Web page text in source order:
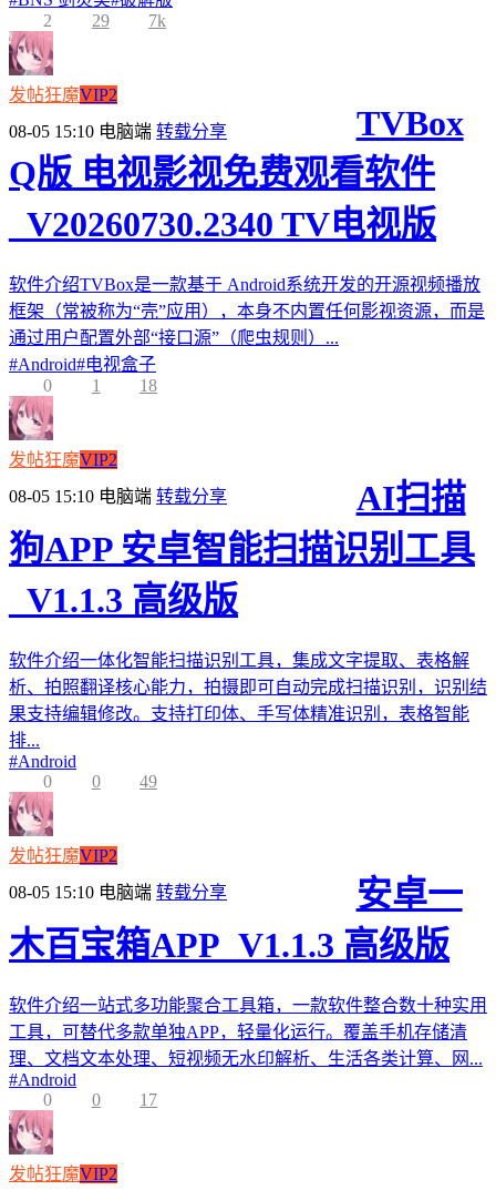
2
29 7k
发帖狂魔VIP2
08-05 15:10 电脑端 转载分享
TVBox
Q版 电视影视免费观看软件
_V20260730.2340 TV电视版
软件介绍TVBox是一款基于 Android系统开发的开源视频播放
框架（常被称为“壳”应用），本身不内置任何影视资源，而是
通过用户配置外部“接口源”（爬虫规则）...
#Android#电视盒子
0
1 18
发帖狂魔VIP2
08-05 15:10 电脑端 转载分享
AI扫描
狗APP 安卓智能扫描识别工具
_V1.1.3 高级版
软件介绍一体化智能扫描识别工具，集成文字提取、表格解
析、拍照翻译核心能力，拍摄即可自动完成扫描识别，识别结
果支持编辑修改。支持打印体、手写体精准识别，表格智能
排...
#Android
0
0 49
发帖狂魔VIP2
08-05 15:10 电脑端 转载分享
安卓一
木百宝箱APP_V1.1.3 高级版
软件介绍一站式多功能聚合工具箱，一款软件整合数十种实用
工具，可替代多款单独APP，轻量化运行。覆盖手机存储清
理、文档文本处理、短视频无水印解析、生活各类计算、网...
#Android
0
0 17
发帖狂魔VIP2